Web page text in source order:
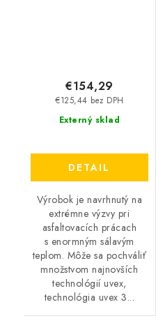
Externý sklad
€125,44 bez DPH
€154,29
DETAIL
Výrobok je navrhnutý na
extrémne výzvy pri
asfaltovacích prácach
s enormným sálavým
teplom. Môže sa pochváliť
množstvom najnovších
technológií uvex,
technológia uvex 3...